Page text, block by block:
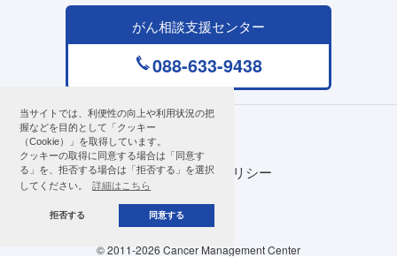
当サイトでは、利便性の向上や利用状況の把
握などを目的として「クッキー
（Cookie）」を取得しています。
クッキーの取得に同意する場合は「同意す
る」を、拒否する場合は「拒否する」を選択
してください。
詳細はこちら
拒否する 同意する
がん相談支援センター
088-633-9438
著作権について
プライバシーポリシー
サイトマップ
© 2011-2026 Cancer Management Center